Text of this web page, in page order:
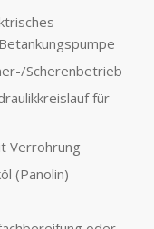
Scherenbetrieb
für
Verrohrung
(Panolin)